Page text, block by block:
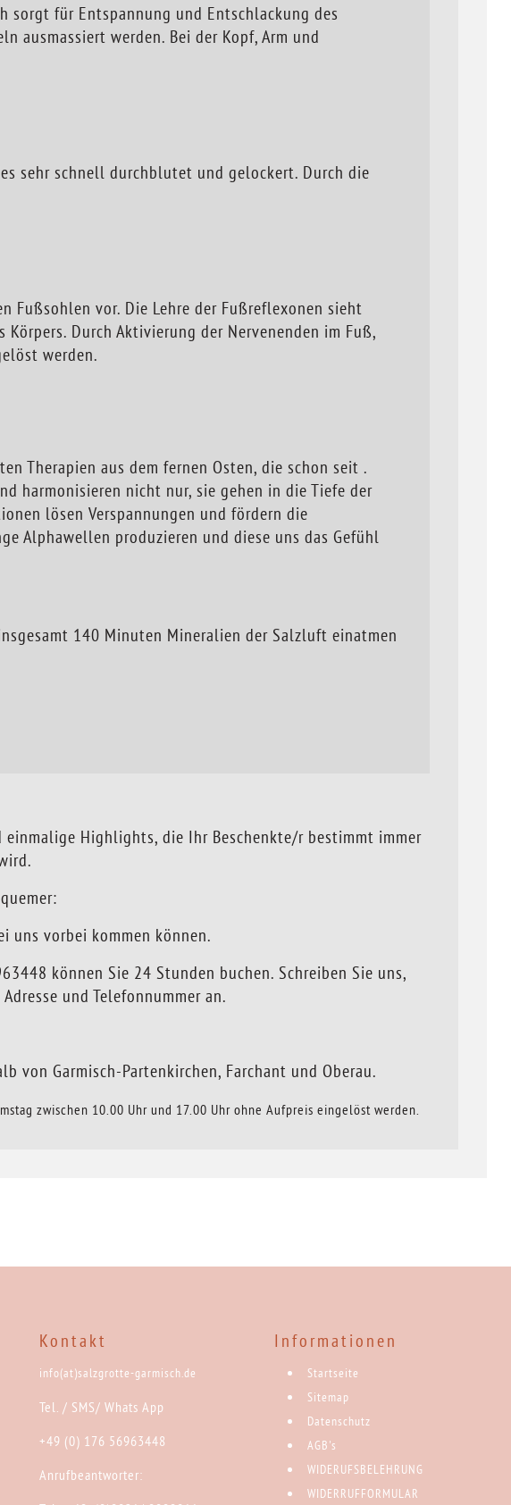
sorgt für Entspannung und Entschlackung des
ausmassiert werden. Bei der Kopf, Arm und
sehr schnell durchblutet und gelockert. Durch die
Fußsohlen vor. Die Lehre der Fußreflexonen sieht
Durch Aktivierung der Nervenenden im Fuß,
werden.
Therapien aus dem fernen Osten, die schon seit .
harmonisieren nicht nur, sie gehen in die Tiefe der
lösen Verspannungen und fördern die
Alphawellen produzieren und diese uns das Gefühl
140 Minuten Mineralien der Salzluft einatmen
einmalige Highlights, die Ihr Beschenkte/r bestimmt immer
uns vorbei kommen können.
können Sie 24 Stunden buchen. Schreiben Sie uns,
und Telefonnummer an.
von Garmisch-Partenkirchen, Farchant und Oberau.
zwischen 10.00 Uhr und 17.00 Uhr ohne Aufpreis eingelöst werden.
Kontakt
info(at)salzgrotte-garmisch.de
Tel. / SMS/ Whats App
+49 (0) 176 56963448
Anrufbeantworter:
Informationen
Startseite
Sitemap
Datenschutz
AGB's
WIDERUFSBELEHRUNG
WIDERRUFFORMULAR